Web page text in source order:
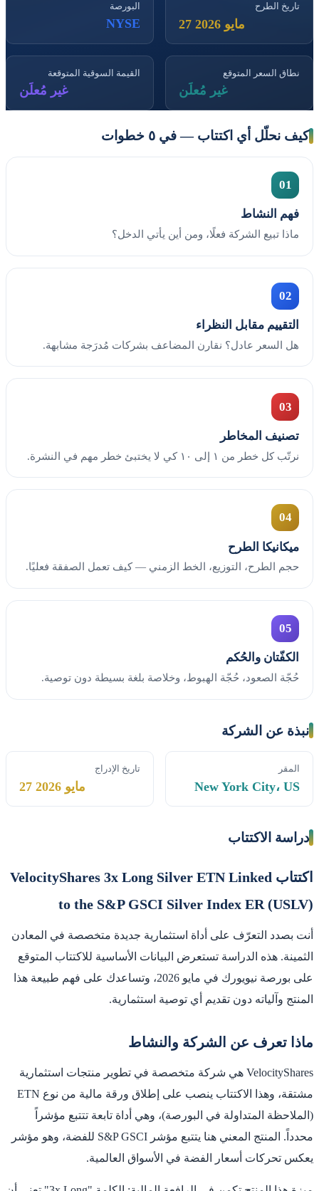
تاريخ الطرح
27 مايو 2026
البورصة
NYSE
نطاق السعر المتوقع
غير مُعلَن
القيمة السوقية المتوقعة
غير مُعلَن
كيف نحلّل أي اكتتاب — في ٥ خطوات
01
فهم النشاط
ماذا تبيع الشركة فعلًا، ومن أين يأتي الدخل؟
02
التقييم مقابل النظراء
هل السعر عادل؟ نقارن المضاعف بشركات مُدرَجة مشابهة.
03
تصنيف المخاطر
نرتّب كل خطر من ١ إلى ١٠ كي لا يختبئ خطر مهم في النشرة.
04
ميكانيكا الطرح
حجم الطرح، التوزيع، الخط الزمني — كيف تعمل الصفقة فعليًا.
05
الكفّتان والحُكم
حُجّة الصعود، حُجّة الهبوط، وخلاصة بلغة بسيطة دون توصية.
نبذة عن الشركة
المقر
New York City، US
تاريخ الإدراج
27 مايو 2026
دراسة الاكتتاب
اكتتاب VelocityShares 3x Long Silver ETN Linked
to the S&P GSCI Silver Index ER (USLV)
أنت بصدد التعرّف على أداة استثمارية جديدة متخصصة في المعادن
الثمينة. هذه الدراسة تستعرض البيانات الأساسية للاكتتاب المتوقع
على بورصة نيويورك في مايو 2026، وتساعدك على فهم طبيعة هذا
المنتج وآلياته دون تقديم أي توصية استثمارية.
ماذا تعرف عن الشركة والنشاط
VelocityShares هي شركة متخصصة في تطوير منتجات استثمارية
مشتقة، وهذا الاكتتاب ينصب على إطلاق ورقة مالية من نوع ETN
(الملاحظة المتداولة في البورصة)، وهي أداة تابعة تتتبع مؤشراً
محدداً. المنتج المعني هنا يتتبع مؤشر S&P GSCI للفضة، وهو مؤشر
يعكس تحركات أسعار الفضة في الأسواق العالمية.